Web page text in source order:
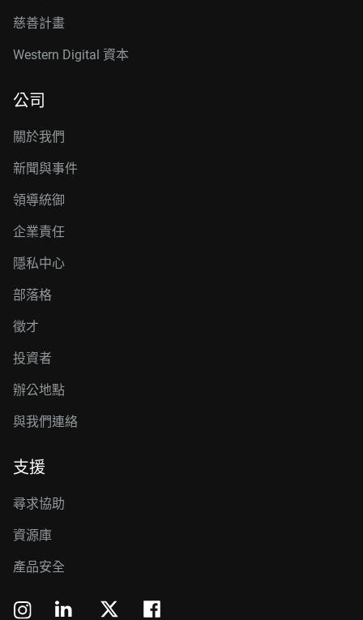
慈善計畫
Western Digital 資本
公司
關於我們
新聞與事件
領導統御
企業責任
隱私中心
部落格
徵才
投資者
辦公地點
與我們連絡
支援
尋求協助
資源庫
產品安全